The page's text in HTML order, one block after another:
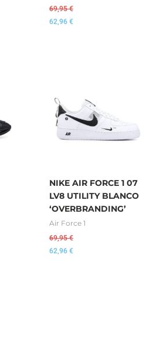
69,95€
62,96 €
NIKE AIR FORCE 1 07
LV8 UTILITY BLANCO
‘OVERBRANDING’
Air Force 1
69,95€
62,96 €